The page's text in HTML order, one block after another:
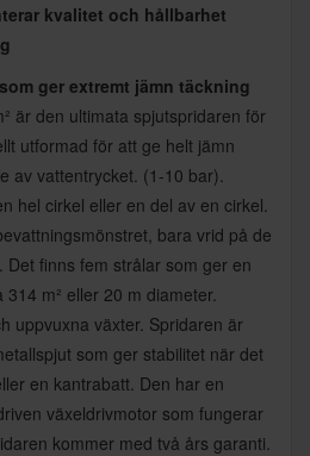
kvalitet och hållbarhet
ger extremt jämn täckning
är den ultimata spjutspridaren för
utformad för att ge helt jämn
av vattentrycket. (1-10 bar).
hel cirkel eller en del av en cirkel.
bara vrid på de
Det finns fem strålar som ger en
m² eller 20 m diameter.
uppvuxna växter. Spridaren är
som ger stabilitet när det
en kantrabatt. Den har en
växeldrivmotor som fungerar
kommer med två års garanti.